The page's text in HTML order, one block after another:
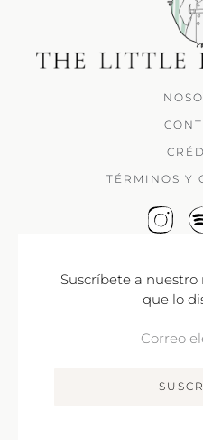
TÉRMINOS Y
Suscríbete a nuestro
que lo